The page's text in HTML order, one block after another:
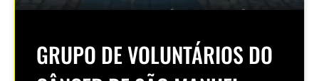
GRUPO DE VOLUNTÁRIOS DO